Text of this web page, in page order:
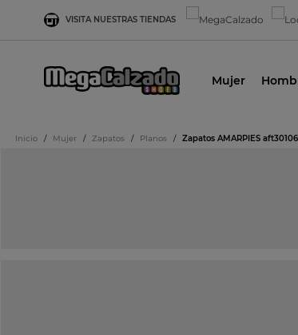
VISITA NUESTRAS TIENDAS
Mujer
Inicio / Mujer / Zapatos / Planos / Zapatos AMARPIES